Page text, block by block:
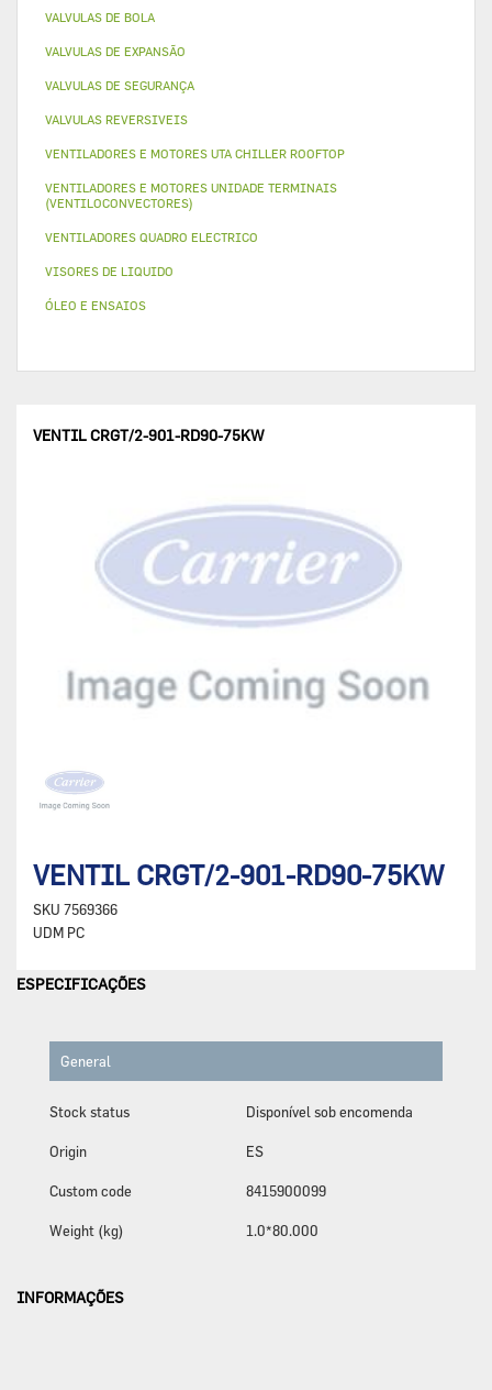
VALVULAS DE BOLA
VALVULAS DE EXPANSÃO
VALVULAS DE SEGURANÇA
VALVULAS REVERSIVEIS
VENTILADORES E MOTORES UTA CHILLER ROOFTOP
VENTILADORES E MOTORES UNIDADE TERMINAIS
(VENTILOCONVECTORES)
VENTILADORES QUADRO ELECTRICO
VISORES DE LIQUIDO
ÓLEO E ENSAIOS
VENTIL CRGT/2-901-RD90-75KW
VENTIL CRGT/2-901-RD90-75KW
SKU 7569366
UDM PC
ESPECIFICAÇÕES
General
Stock status Disponível sob encomenda
Origin ES
Custom code 8415900099
Weight (kg) 1.0*80.000
INFORMAÇÕES